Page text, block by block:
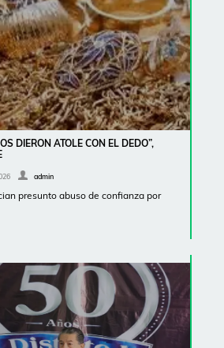
DIERON ATOLE CON EL DEDO”,
admin
presunto abuso de confianza por